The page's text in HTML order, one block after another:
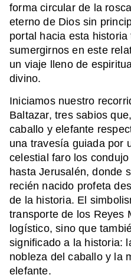
forma circular de la
eterno de Dios sin
portal hacia esta
sumergirnos en este
un viaje lleno de
divino.
Iniciamos nuestro
Baltazar, tres sabios
caballo y elefante
una travesía guiada por
celestial faro los
hasta Jerusalén, donde
recién nacido profeta
de la historia. El
transporte de los Reyes
logístico, sino que
significado a la historia:
nobleza del caballo y la
elefante.